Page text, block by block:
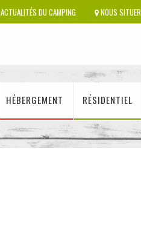
ACTUALITÉS DU CAMPING NOUS SITUER
HÉBERGEMENT RÉSIDENTIEL